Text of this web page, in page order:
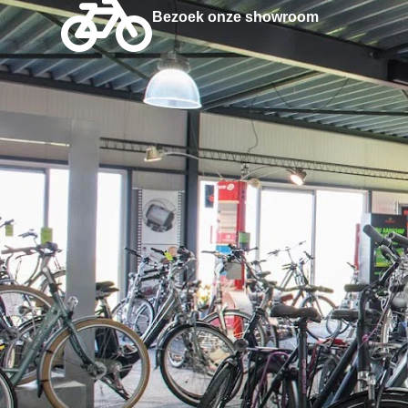
Bezoek onze showroom